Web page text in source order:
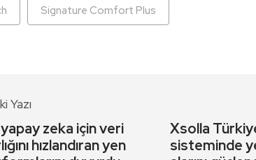
Signature Comfort Plus
Yazı
zeka için veri
hızlandıran yen
Xsolla
sisteminde